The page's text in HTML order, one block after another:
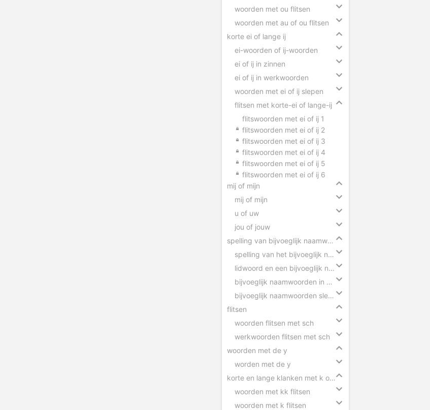
woorden met ou flitsen
woorden met au of ou flitsen
korte ei of lange ij
ei-woorden of ij-woorden
ei of ij in zinnen
ei of ij in werkwoorden
woorden met ei of ij slepen
flitsen met korte-ei of lange-ij
flitswoorden met ei of ij 1
flitswoorden met ei of ij 2
flitswoorden met ei of ij 3
flitswoorden met ei of ij 4
flitswoorden met ei of ij 5
flitswoorden met ei of ij 6
mij of mijn
mij of mijn
u of uw
jou of jouw
spelling van bijvoeglijk naamwoorden
spelling van het bijvoeglijk naamwoord
lidwoord en een bijvoeglijk naamwoord
bijvoeglijk naamwoorden in zinnen
bijvoeglijk naamwoorden slepen
flitsen
woorden flitsen met sch
werkwoorden flitsen met sch
woorden met de y
worden met de y
korte en lange klanken met k of kk
woorden met kk flitsen
woorden met k flitsen